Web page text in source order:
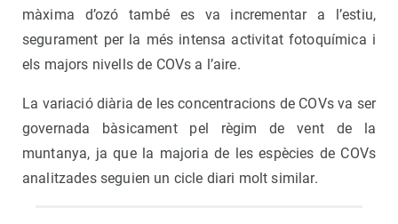
màxima d’ozó també es va incrementar a l’estiu,
segurament per la més intensa activitat fotoquímica i
els majors nivells de COVs a l’aire.
La variació diària de les concentracions de COVs va ser
governada bàsicament pel règim de vent de la
muntanya, ja que la majoria de les espècies de COVs
analitzades seguien un cicle diari molt similar.